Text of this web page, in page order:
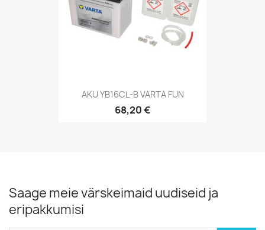
AKU YB16CL-B VARTA FUN
68,20 €
Saage meie värskeimaid uudiseid ja
eripakkumisi